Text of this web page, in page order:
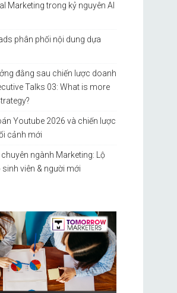
Marketing trong kỷ nguyên AI
phân phối nội dung dựa
đằng sau chiến lược doanh
Talks 03: What is more
Youtube 2026 và chiến lược
cảnh mới
ngành Marketing: Lộ
viên & người mới